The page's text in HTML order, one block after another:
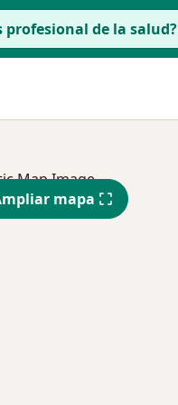
profesional de la salud?
mapa